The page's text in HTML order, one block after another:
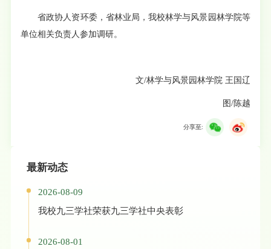
省政协人资环委，省林业局，我校林学与风景园林学院等
单位相关负责人参加调研。
文/林学与风景园林学院 王国辽
图/陈越
分享至:
最新动态
2026-08-09
我校九三学社荣获九三学社中央表彰
2026-08-01